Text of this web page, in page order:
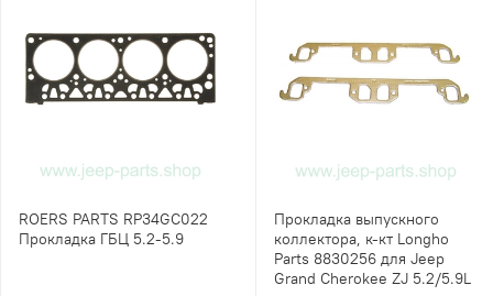
ROERS PARTS RP34GC022
Прокладка ГБЦ 5.2-5.9
Прокладка выпускного
коллектора, к-кт Longho
Parts 8830256 для Jeep
Grand Cherokee ZJ 5.2/5.9L